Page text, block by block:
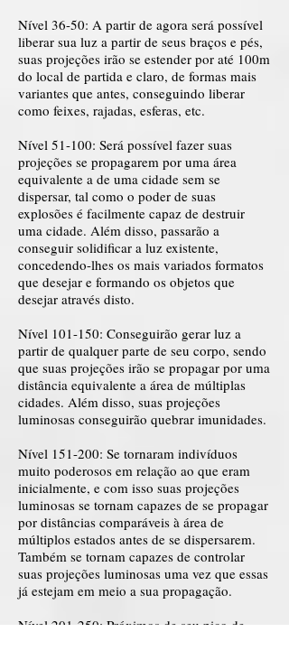
Nível 36-50: A partir de agora será possível
liberar sua luz a partir de seus braços e pés,
suas projeções irão se estender por até 100m
do local de partida e claro, de formas mais
variantes que antes, conseguindo liberar
como feixes, rajadas, esferas, etc.
Nível 51-100: Será possível fazer suas
projeções se propagarem por uma área
equivalente a de uma cidade sem se
dispersar, tal como o poder de suas
explosões é facilmente capaz de destruir
uma cidade. Além disso, passarão a
conseguir solidificar a luz existente,
concedendo-lhes os mais variados formatos
que desejar e formando os objetos que
desejar através disto.
Nível 101-150: Conseguirão gerar luz a
partir de qualquer parte de seu corpo, sendo
que suas projeções irão se propagar por uma
distância equivalente a área de múltiplas
cidades. Além disso, suas projeções
luminosas conseguirão quebrar imunidades.
Nível 151-200: Se tornaram indivíduos
muito poderosos em relação ao que eram
inicialmente, e com isso suas projeções
luminosas se tornam capazes de se propagar
por distâncias comparáveis à área de
múltiplos estados antes de se dispersarem.
Também se tornam capazes de controlar
suas projeções luminosas uma vez que essas
já estejam em meio a sua propagação.
Nível 201-250: Próximos de seu pico de